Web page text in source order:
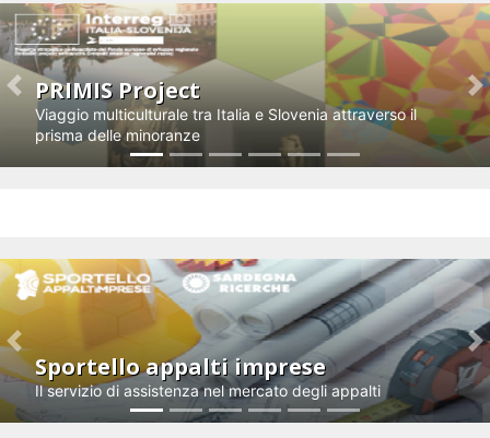
PRIMIS Project
Viaggio multiculturale tra Italia e Slovenia attraverso il
prisma delle minoranze
Previous
Sportello appalti imprese
Il servizio di assistenza nel mercato degli appalti
Previous